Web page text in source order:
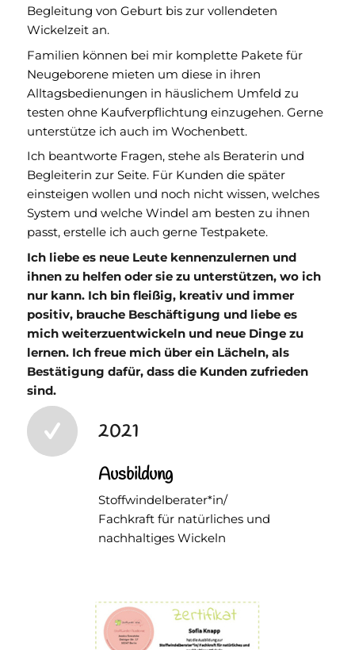
Begleitung von Geburt bis zur vollendeten
Wickelzeit an.
Familien können bei mir komplette Pakete für
Neugeborene mieten um diese in ihren
Alltagsbedienungen in häuslichem Umfeld zu
testen ohne Kaufverpflichtung einzugehen. Gerne
unterstütze ich auch im Wochenbett.
Ich beantworte Fragen, stehe als Beraterin und
Begleiterin zur Seite. Für Kunden die später
einsteigen wollen und noch nicht wissen, welches
System und welche Windel am besten zu ihnen
passt, erstelle ich auch gerne Testpakete.
Ich liebe es neue Leute kennenzulernen und
ihnen zu helfen oder sie zu unterstützen, wo ich
nur kann. Ich bin fleißig, kreativ und immer
positiv, brauche Beschäftigung und liebe es
mich weiterzuentwickeln und neue Dinge zu
lernen. Ich freue mich über ein Lächeln, als
Bestätigung dafür, dass die Kunden zufrieden
sind.
2021
Ausbildung
Stoffwindelberater*in/
Fachkraft für natürliches und
nachhaltiges Wickeln